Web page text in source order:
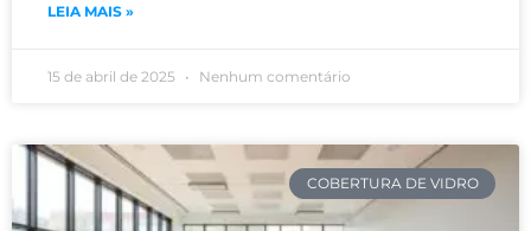
LEIA MAIS »
15 de abril de 2025 Nenhum comentário
COBERTURA DE VIDRO